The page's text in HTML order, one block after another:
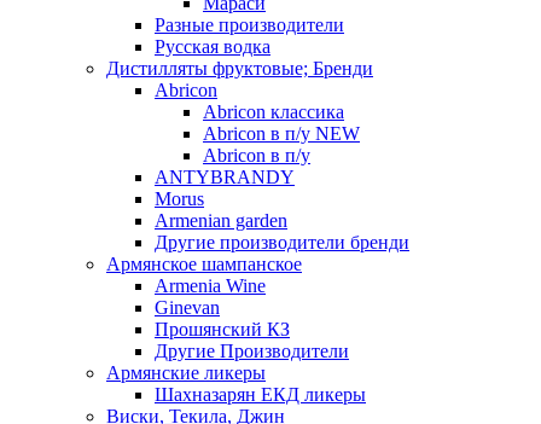
Разные производители
Русская водка
Дистилляты фруктовые; Бренди
Abricon
Abricon классика
Abricon в п/у NEW
Abricon в п/у
ANTYBRANDY
Morus
Armenian garden
Другие производители бренди
Армянское шампанское
Armenia Wine
Ginevan
Прошянский КЗ
Другие Производители
Армянские ликеры
Шахназарян ЕКД ликеры
Виски, Текила, Джин